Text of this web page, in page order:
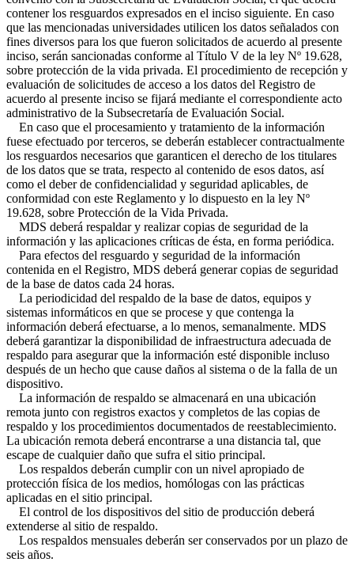
contener los resguardos expresados en el inciso siguiente. En caso
que las mencionadas universidades utilicen los datos señalados con
fines diversos para los que fueron solicitados de acuerdo al presente
inciso, serán sancionadas conforme al Título V de la ley Nº 19.628,
sobre protección de la vida privada. El procedimiento de recepción y
evaluación de solicitudes de acceso a los datos del Registro de
acuerdo al presente inciso se fijará mediante el correspondiente acto
administrativo de la Subsecretaría de Evaluación Social.
En caso que el procesamiento y tratamiento de la información
fuese efectuado por terceros, se deberán establecer contractualmente
los resguardos necesarios que garanticen el derecho de los titulares
de los datos que se trata, respecto al contenido de esos datos, así
como el deber de confidencialidad y seguridad aplicables, de
conformidad con este Reglamento y lo dispuesto en la ley Nº
19.628, sobre Protección de la Vida Privada.
MDS deberá respaldar y realizar copias de seguridad de la
información y las aplicaciones críticas de ésta, en forma periódica.
Para efectos del resguardo y seguridad de la información
contenida en el Registro, MDS deberá generar copias de seguridad
de la base de datos cada 24 horas.
La periodicidad del respaldo de la base de datos, equipos y
sistemas informáticos en que se procese y que contenga la
información deberá efectuarse, a lo menos, semanalmente. MDS
deberá garantizar la disponibilidad de infraestructura adecuada de
respaldo para asegurar que la información esté disponible incluso
después de un hecho que cause daños al sistema o de la falla de un
dispositivo.
La información de respaldo se almacenará en una ubicación
remota junto con registros exactos y completos de las copias de
respaldo y los procedimientos documentados de reestablecimiento.
La ubicación remota deberá encontrarse a una distancia tal, que
escape de cualquier daño que sufra el sitio principal.
Los respaldos deberán cumplir con un nivel apropiado de
protección física de los medios, homólogas con las prácticas
aplicadas en el sitio principal.
El control de los dispositivos del sitio de producción deberá
extenderse al sitio de respaldo.
Los respaldos mensuales deberán ser conservados por un plazo de
seis años.